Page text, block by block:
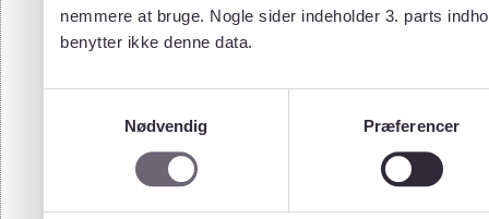
nemmere at bruge. Nogle sider indeholder 3. parts
benytter ikke denne data.
Nødvendig
Præferencer